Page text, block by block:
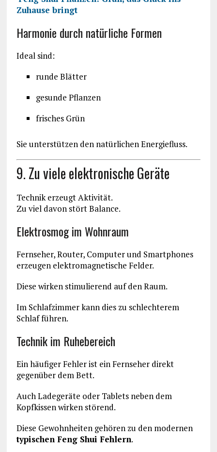
Zuhause bringt
Harmonie durch natürliche Formen
Ideal sind:
runde Blätter
gesunde Pflanzen
frisches Grün
Sie unterstützen den natürlichen Energiefluss.
9. Zu viele elektronische Geräte
Technik erzeugt Aktivität.
Zu viel davon stört Balance.
Elektrosmog im Wohnraum
Fernseher, Router, Computer und Smartphones
erzeugen elektromagnetische Felder.
Diese wirken stimulierend auf den Raum.
Im Schlafzimmer kann dies zu schlechterem
Schlaf führen.
Technik im Ruhebereich
Ein häufiger Fehler ist ein Fernseher direkt
gegenüber dem Bett.
Auch Ladegeräte oder Tablets neben dem
Kopfkissen wirken störend.
Diese Gewohnheiten gehören zu den modernen
typischen Feng Shui Fehlern.